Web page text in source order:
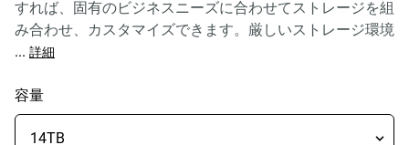
すれば、固有のビジネスニーズに合わせてストレージを組
み合わせ、カスタマイズできます。厳しいストレージ環境
... 詳細
容量